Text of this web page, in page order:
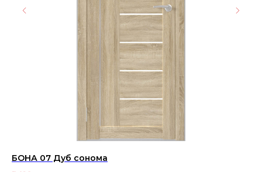
БОНА 07 Дуб сонома